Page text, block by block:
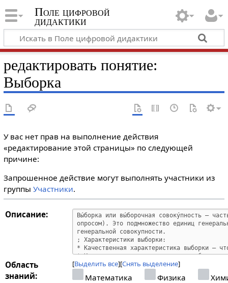
Поле цифровой
дидактики
редактировать понятие:
Выборка
У вас нет прав на выполнение действия
«редактирование этой страницы» по следующей
причине:
Запрошенное действие могут выполнять участники из
группы Участники.
Описание:
Область
знаний:
Выделить все Снять выделение
Математика Физика